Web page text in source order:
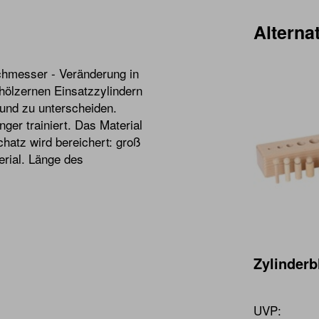
- Veränderung in
Einsatzzylindern
zu unterscheiden.
trainiert. Das Material
wird bereichert: groß
Länge des
UVP: